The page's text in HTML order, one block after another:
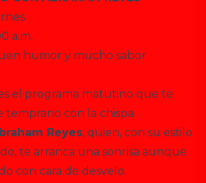
a.m.
humor y mucho sabor
el programa matutino que te
temprano con la chispa
Reyes, quien, con su estilo
te arranca una sonrisa aunque
con cara de desvelo.